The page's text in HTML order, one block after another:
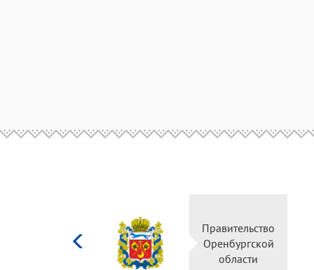
Правительство
Оренбургской
области